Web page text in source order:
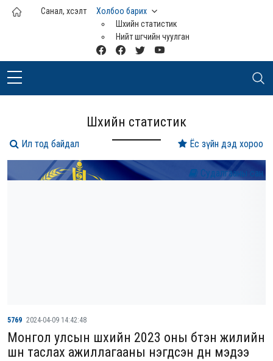
Үндсэн агуулга руу шилжих
Санал, хүсэлт
Холбоо барих
Шүүхийн статистик
Нийт шүүгчийн чуулган
Шүүхийн статистик
5769 2024-04-09 14:42:48
Монгол улсын шүүхийн 2023 оны бүтэн жилийн
шүүн таслах ажиллагааны нэгдсэн дүн мэдээ
Судалгааны сан
Ёс зүйн дэд хороо
Ил тод байдал